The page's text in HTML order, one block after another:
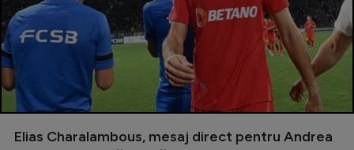
Elias Charalambous, mesaj direct pentru Andrea